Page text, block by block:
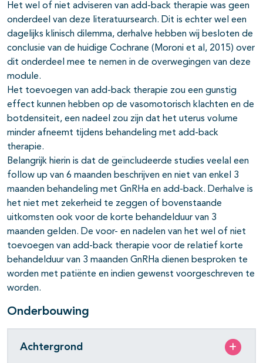
Het wel of niet adviseren van add-back therapie was geen
onderdeel van deze literatuursearch. Dit is echter wel een
dagelijks klinisch dilemma, derhalve hebben wij besloten de
conclusie van de huidige Cochrane (Moroni et al, 2015) over
dit onderdeel mee te nemen in de overwegingen van deze
module.
Het toevoegen van add-back therapie zou een gunstig
effect kunnen hebben op de vasomotorisch klachten en de
botdensiteit, een nadeel zou zijn dat het uterus volume
minder afneemt tijdens behandeling met add-back
therapie.
Belangrijk hierin is dat de geïncludeerde studies veelal een
follow up van 6 maanden beschrijven en niet van enkel 3
maanden behandeling met GnRHa en add-back. Derhalve is
het niet met zekerheid te zeggen of bovenstaande
uitkomsten ook voor de korte behandelduur van 3
maanden gelden. De voor- en nadelen van het wel of niet
toevoegen van add-back therapie voor de relatief korte
behandelduur van 3 maanden GnRHa dienen besproken te
worden met patiënte en indien gewenst voorgeschreven te
worden.
Onderbouwing
Achtergrond